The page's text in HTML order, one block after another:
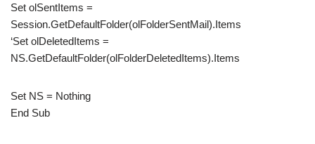
Set olSentItems =
Session.GetDefaultFolder(olFolderSentMail).Items
‘Set olDeletedItems =
NS.GetDefaultFolder(olFolderDeletedItems).Items
Set NS = Nothing
End Sub